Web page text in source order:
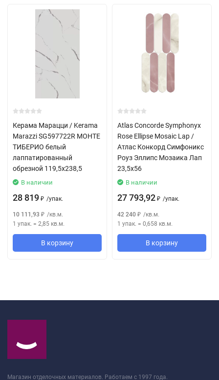
Керама Марацци / Kerama
Marazzi SG597722R МОНТЕ
ТИБЕРИО белый
лаппатированный
обрезной 119,5x238,5
В наличии
28 819 ₽ /упак.
10 111,93 ₽ /кв.м.
1 упак. = 2,85 кв.м.
В корзину
Atlas Concorde Symphonyx
Rose Ellipse Mosaic Lap /
Атлас Конкорд Симфоникс
Роуз Эллипс Мозаика Лап
23,5x56
В наличии
27 793,92 ₽ /упак.
42 240 ₽ /кв.м.
1 упак. = 0,658 кв.м.
В корзину
Магазин отделочных материалов. Работаем с 1997 года.